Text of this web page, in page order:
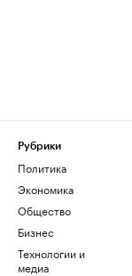
Рубрики
Политика
Экономика
Общество
Бизнес
Технологии и
медиа